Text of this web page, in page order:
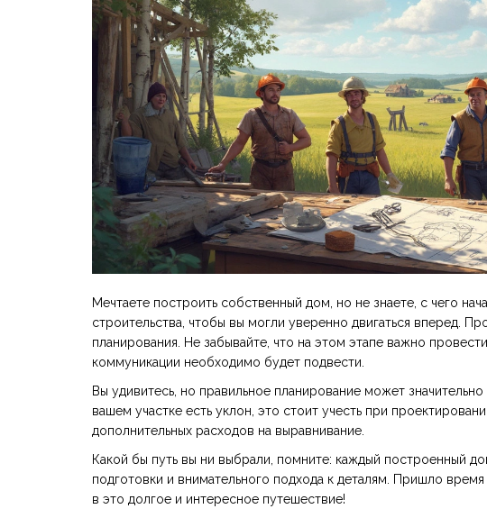
Мечтаете построить собственный дом, но не знаете, с чего
строительства, чтобы вы могли уверенно двигаться вперед.
планирования. Не забывайте, что на этом этапе важно
коммуникации необходимо будет подвести.
Вы удивитесь, но правильное планирование может
вашем участке есть уклон, это стоит учесть при
дополнительных расходов на выравнивание.
Какой бы путь вы ни выбрали, помните: каждый построенный
подготовки и внимательного подхода к деталям. Пришло
в это долгое и интересное путешествие!